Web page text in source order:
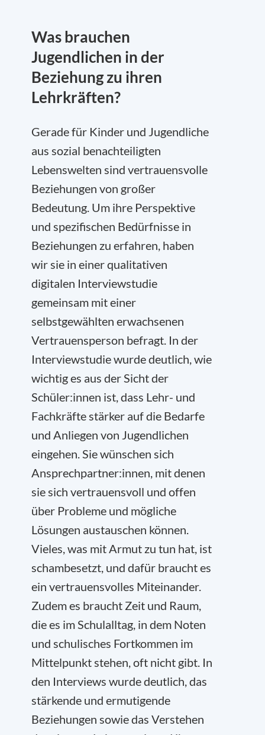
Was brauchen
Jugendlichen in der
Beziehung zu ihren
Lehrkräften?
Gerade für Kinder und Jugendliche
aus sozial benachteiligten
Lebenswelten sind vertrauensvolle
Beziehungen von großer
Bedeutung. Um ihre Perspektive
und spezifischen Bedürfnisse in
Beziehungen zu erfahren, haben
wir sie in einer qualitativen
digitalen Interviewstudie
gemeinsam mit einer
selbstgewählten erwachsenen
Vertrauensperson befragt. In der
Interviewstudie wurde deutlich, wie
wichtig es aus der Sicht der
Schüler:innen ist, dass Lehr- und
Fachkräfte stärker auf die Bedarfe
und Anliegen von Jugendlichen
eingehen. Sie wünschen sich
Ansprechpartner:innen, mit denen
sie sich vertrauensvoll und offen
über Probleme und mögliche
Lösungen austauschen können.
Vieles, was mit Armut zu tun hat, ist
schambesetzt, und dafür braucht es
ein vertrauensvolles Miteinander.
Zudem es braucht Zeit und Raum,
die es im Schulalltag, in dem Noten
und schulisches Fortkommen im
Mittelpunkt stehen, oft nicht gibt. In
den Interviews wurde deutlich, das
stärkende und ermutigende
Beziehungen sowie das Verstehen